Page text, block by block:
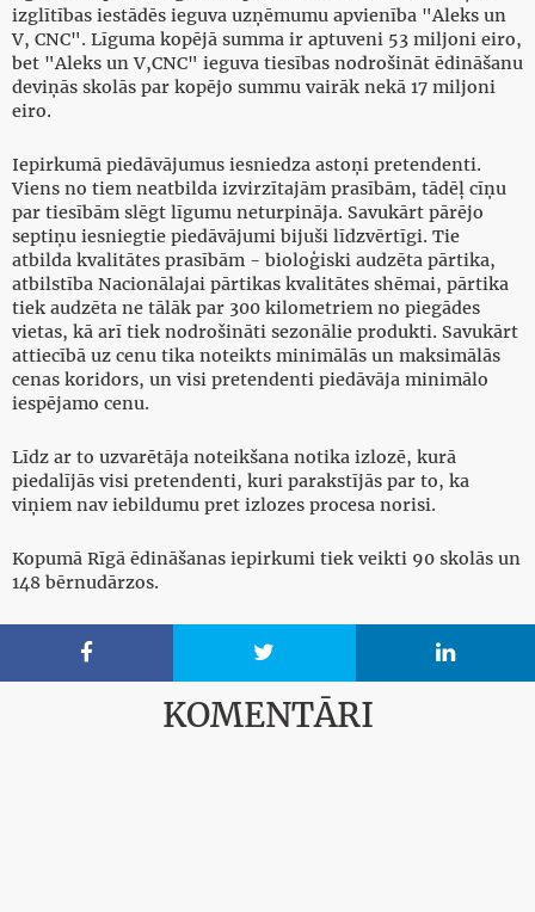
izglītības iestādēs ieguva uzņēmumu apvienība "Aleks un
V, CNC". Līguma kopējā summa ir aptuveni 53 miljoni eiro,
bet "Aleks un V,CNC" ieguva tiesības nodrošināt ēdināšanu
deviņās skolās par kopējo summu vairāk nekā 17 miljoni
eiro.
Iepirkumā piedāvājumus iesniedza astoņi pretendenti.
Viens no tiem neatbilda izvirzītajām prasībām, tādēļ cīņu
par tiesībām slēgt līgumu neturpināja. Savukārt pārējo
septiņu iesniegtie piedāvājumi bijuši līdzvērtīgi. Tie
atbilda kvalitātes prasībām - bioloģiski audzēta pārtika,
atbilstība Nacionālajai pārtikas kvalitātes shēmai, pārtika
tiek audzēta ne tālāk par 300 kilometriem no piegādes
vietas, kā arī tiek nodrošināti sezonālie produkti. Savukārt
attiecībā uz cenu tika noteikts minimālās un maksimālās
cenas koridors, un visi pretendenti piedāvāja minimālo
iespējamo cenu.
Līdz ar to uzvarētāja noteikšana notika izlozē, kurā
piedalījās visi pretendenti, kuri parakstījās par to, ka
viņiem nav iebildumu pret izlozes procesa norisi.
Kopumā Rīgā ēdināšanas iepirkumi tiek veikti 90 skolās un
148 bērnudārzos.
  
KOMENTĀRI